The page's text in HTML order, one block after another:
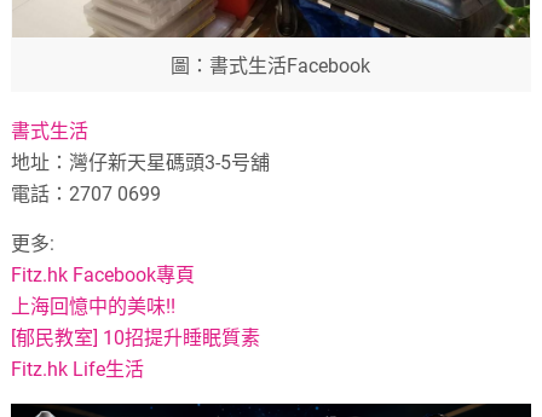
圖：書式生活Facebook
書式生活
地址：灣仔新天星碼頭3-5号舖
電話：2707 0699
更多:
Fitz.hk Facebook專頁
上海回憶中的美味!!
[郁民教室] 10招提升睡眠質素
Fitz.hk Life生活